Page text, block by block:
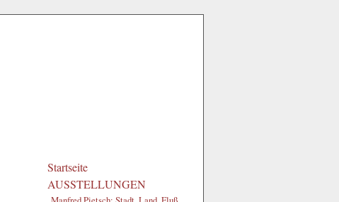
Startseite
AUSSTELLUNGEN